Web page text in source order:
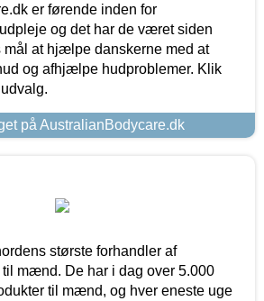
er førende inden for
og det har de været siden
mål at hjælpe danskerne med at
og afhjælpe hudproblemer. Klik
på AustralianBodycare.dk
største forhandler af
mænd. De har i dag over 5.000
til mænd, og hver eneste uge